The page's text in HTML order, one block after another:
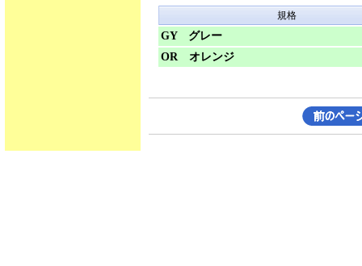
規格
GY グレー
OR オレンジ